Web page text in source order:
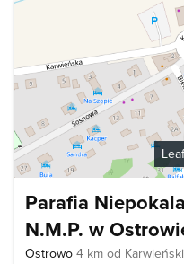
Parafia
N.M.P. w
Ostrowo 4 km od